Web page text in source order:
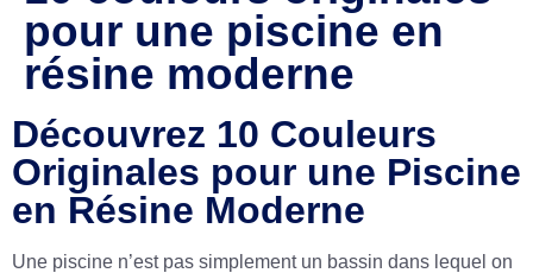
pour une piscine en
résine moderne
Découvrez 10 Couleurs
Originales pour une Piscine
en Résine Moderne
Une piscine n’est pas simplement un bassin dans lequel on